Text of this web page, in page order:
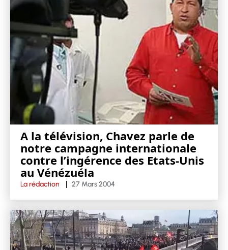
A la télévision, Chavez parle de
notre campagne internationale
contre l’ingérence des Etats-Unis
au Vénézuéla
La rédaction 27 Mars 2004